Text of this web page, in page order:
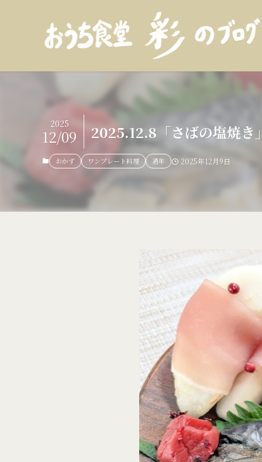
2025.12.8「さばの塩焼き
2025
12/09
おかず ワンプレート料理 通年 2025年12月9日